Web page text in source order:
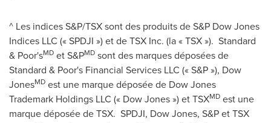
^ Les indices S&P/TSX sont des produits de S&P Dow Jones
Indices LLC (« SPDJI ») et de TSX Inc. (la « TSX »). Standard
& Poor'sMD et S&PMD sont des marques déposées de
Standard & Poor's Financial Services LLC (« S&P »), Dow
JonesMD est une marque déposée de Dow Jones
Trademark Holdings LLC (« Dow Jones ») et TSXMD est une
marque déposée de TSX. SPDJI, Dow Jones, S&P et TSX